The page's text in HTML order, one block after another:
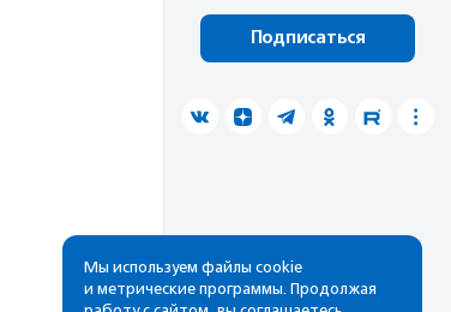
Подписаться
Мы используем файлы cookie
и метрические программы. Продолжая